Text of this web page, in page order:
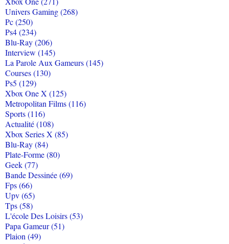
Univers Gaming (268)
Pc (250)
Ps4 (234)
Blu-Ray (206)
Interview (145)
La Parole Aux Gameurs (145)
Courses (130)
Ps5 (129)
Xbox One X (125)
Metropolitan Films (116)
Sports (116)
Actualité (108)
Xbox Series X (85)
Blu-Ray (84)
Plate-Forme (80)
Geek (77)
Bande Dessinée (69)
Fps (66)
Upv (65)
Tps (58)
L'école Des Loisirs (53)
Papa Gameur (51)
Plaion (49)